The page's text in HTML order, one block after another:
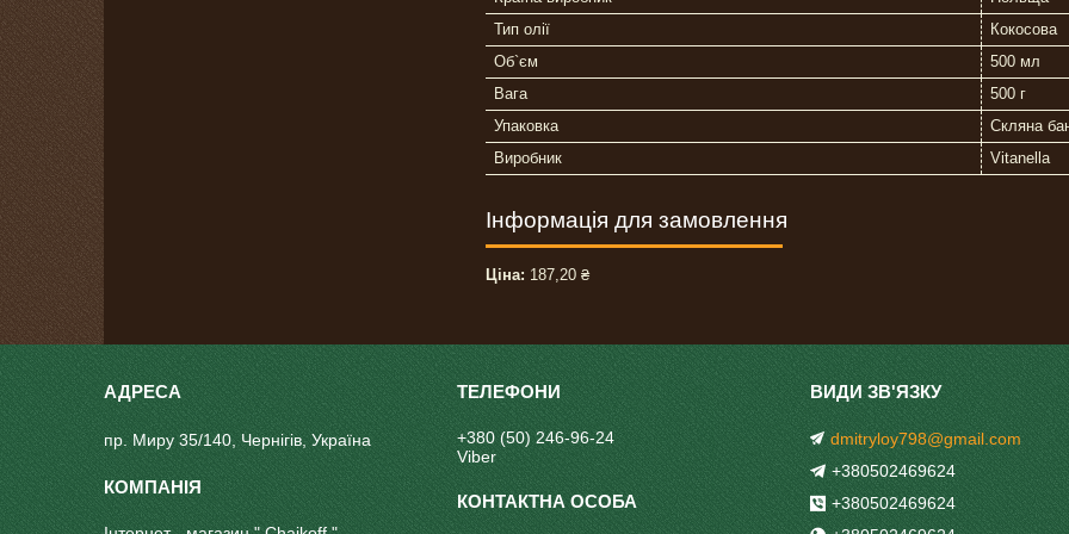
Тип олії
Кокосова
Об`єм
500 мл
Вага
500 г
Упаковка
Скляна
Виробник
Vitanella
Інформація для замовлення
Ціна: 187,20 ₴
пр. Миру 35/140, Чернігів, Україна
+380 (50) 246-96-24
Viber
dmitryloy798@gmail.com
+380502469624
+380502469624